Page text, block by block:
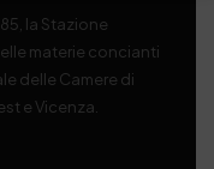
la Stazione
materie concianti
delle Camere di
e Vicenza.